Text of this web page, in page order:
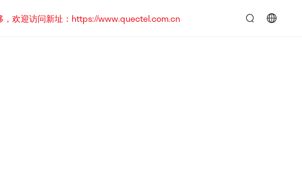
，欢迎访问新址：https://www.quectel.com.cn